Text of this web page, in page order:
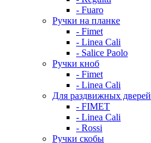
- Fuaro
Ручки на планке
- Fimet
- Linea Cali
- Salice Paolo
Ручки кноб
- Fimet
- Linea Cali
Для раздвижных дверей
- FIMET
- Linea Cali
- Rossi
Ручки скобы